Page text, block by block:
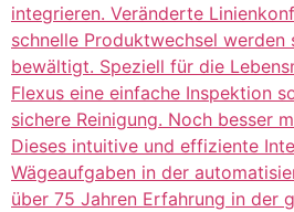
integrieren. Veränderte
schnelle Produktwechsel werden
bewältigt. Speziell für die
Flexus eine einfache Inspektion
sichere Reinigung. Noch besser
Dieses intuitive und effiziente
Wägeaufgaben in der
über 75 Jahren Erfahrung in der